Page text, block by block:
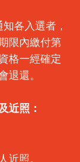
各入選者，
限內繳付第
格一經確定
退還。
近照：
近照。